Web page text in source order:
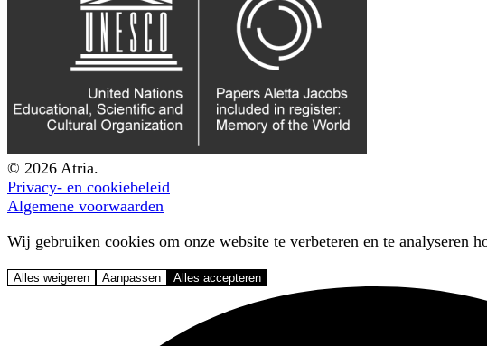
© 2026 Atria.
Privacy- en cookiebeleid
Algemene voorwaarden
Wij gebruiken cookies om onze website te verbeteren en te analyseren
Alles weigeren Aanpassen Alles accepteren